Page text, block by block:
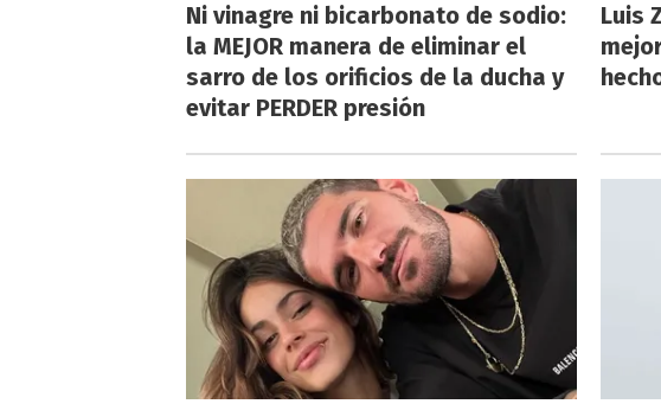
Ni vinagre ni bicarbonato de sodio:
la MEJOR manera de eliminar el
sarro de los orificios de la ducha y
evitar PERDER presión
Luis